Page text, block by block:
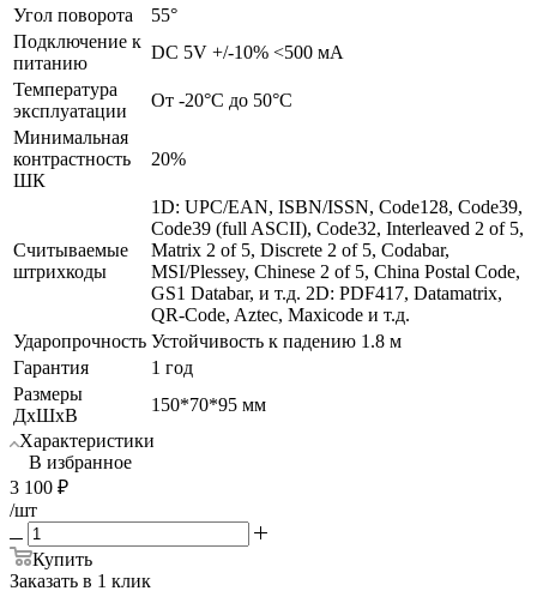
Угол поворота
55°
Подключение к
питанию
DC 5V +/-10% <500 мА
Температура
эксплуатации
От -20°C до 50°C
Минимальная
контрастность
ШК
20%
Считываемые
штрихкоды
1D: UPC/EAN, ISBN/ISSN, Code128, Code39,
Code39 (full ASCII), Code32, Interleaved 2 of 5,
Matrix 2 of 5, Discrete 2 of 5, Codabar,
MSI/Plessey, Chinese 2 of 5, China Postal Code,
GS1 Databar, и т.д. 2D: PDF417, Datamatrix,
QR-Code, Aztec, Maxicode и т.д.
Ударопрочность Устойчивость к падению 1.8 м
Гарантия
1 год
Размеры
ДхШхВ
150*70*95 мм
Характеристики
В избранное
3 100 ₽
/шт
Купить
Заказать в 1 клик